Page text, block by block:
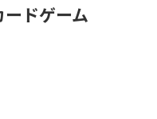
ドゲーム